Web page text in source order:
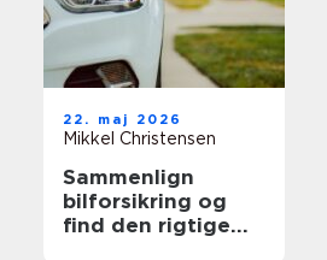
22. maj 2026
Mikkel Christensen
Sammenlign
bilforsikring og
find den rigtige